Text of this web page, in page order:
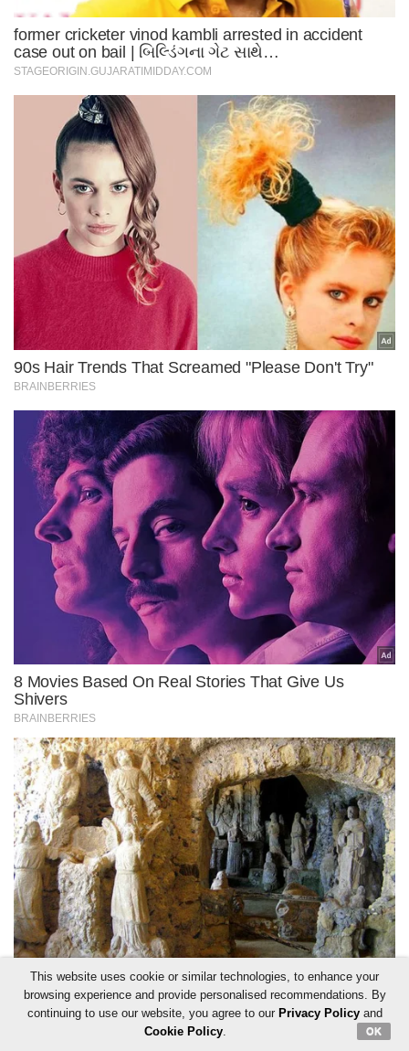
This website uses cookie or similar technologies, to enhance your
browsing experience and provide personalised recommendations. By
continuing to use our website, you agree to our Privacy Policyand
Cookie Policy. OK